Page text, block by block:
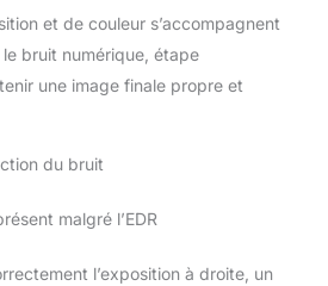
et de couleur s’accompagnent
bruit numérique, étape
une image finale propre et
du bruit
malgré l’EDR
l’exposition à droite, un